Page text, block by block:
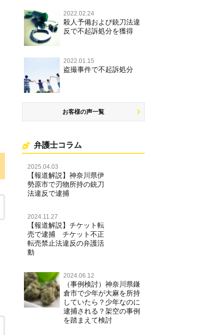
不正競争防止法
住居侵入等
2022.02.24
殺人予備および銃刀法違
反で不起訴処分を獲得
2022.01.15
盗撮事件で不起訴処分
お客様の声一覧
弁護士コラム
2025.04.03
【報道解説】神奈川県伊
勢原市で刃物所持の銃刀
法違反で逮捕
2024.11.27
【報道解説】チケット転
売で逮捕 チケット不正
転売禁止法違反の弁護活
動
2024.06.12
（事例検討）神奈川県鎌
倉市で少年が大麻を所持
していたら？少年なのに
逮捕される？架空の事例
を踏まえて検討